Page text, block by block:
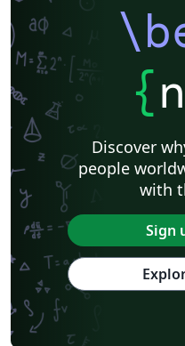
{
Discover
people
with
Sign